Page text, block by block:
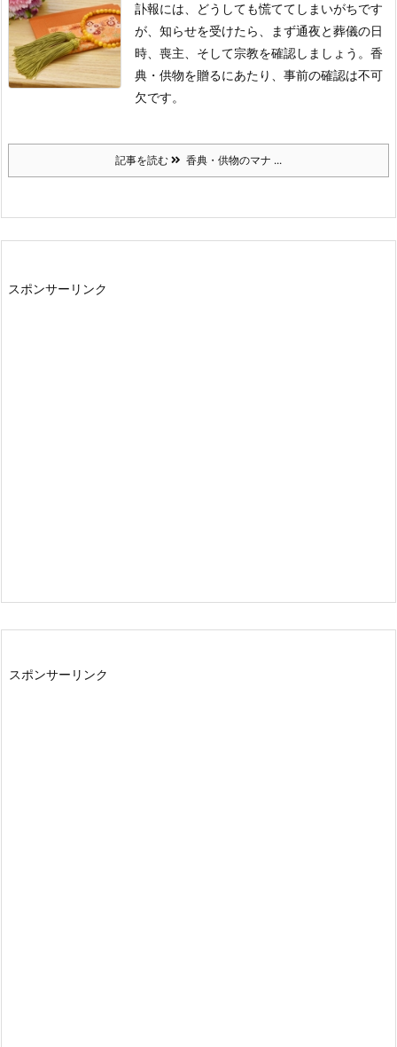
訃報には、どうしても慌ててしまいがちです
が、知らせを受けたら、まず通夜と葬儀の日
時、喪主、そして宗教を確認しましょう。 香
典・供物を贈るにあたり、事前の確認は不可
欠です。
記事を読む 香典・供物のマナ ...
スポンサーリンク
スポンサーリンク